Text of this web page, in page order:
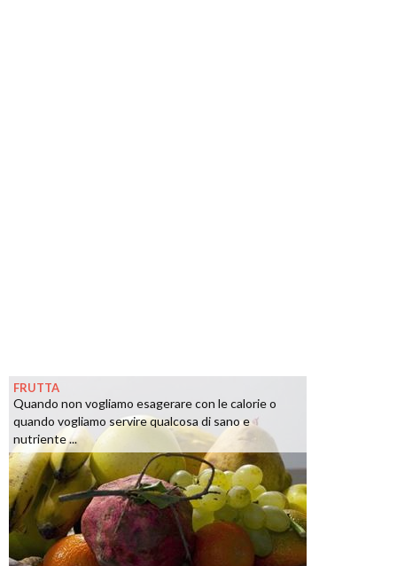
FRUTTA
Quando non vogliamo esagerare con le calorie o
quando vogliamo servire qualcosa di sano e
nutriente ...